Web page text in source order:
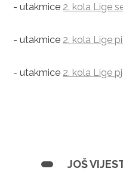
- utakmice 2. kola Lige
- utakmice 2. kola Lige
- utakmice 2. kola Lige
JOŠ